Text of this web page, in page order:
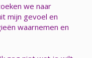
we naar
mijn gevoel en
waarnemen en